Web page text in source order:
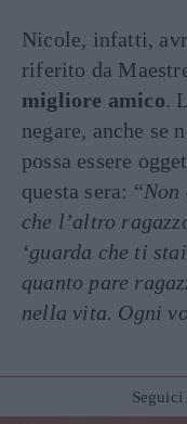
Nicole, infatti,
riferito da
migliore amico.
negare, anche se
possa essere
questa sera: “Non
che l’altro
‘guarda che ti
quanto pare
nella vita. Ogni
Seguici